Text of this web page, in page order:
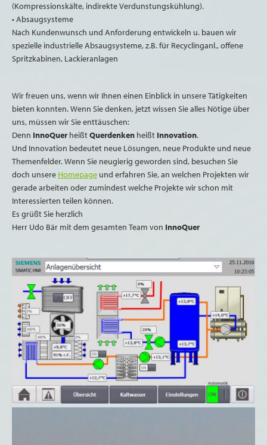
(Kompressionskälte, indirekte Verdunstungskühlung).
• Absaugsysteme
Nach Kundenwunsch und Anforderung entwickeln u. bauen wir
spezielle industrielle Absaugsysteme, z.B. für Recyclinganl., offene
Spritzkabinen, Lackieranlagen
Wir freuen uns, wenn wir Ihnen einen Einblick in unsere Tätigkeiten
bieten konnten. Wenn Sie denken, jetzt wissen Sie alles Nötige über
uns, müssen wir Sie enttäuschen:
Denn InnoQuer heißtQuerdenken heißt Innovation.
Und Innovation bedeutet neue Lösungen, neue Produkte und neue
Themenfelder. Wenn Sie neugierig geworden sind, besuchen Sie
doch unsere Homepage und erfahren Sie, an welchen Projekten wir
gerade arbeiten oder zumindest welche Projekte wir schon mit
Interessierten teilen können.
Es grüßt Sie herzlich
Herr Udo Bär mit dem gesamten Team von InnoQuer